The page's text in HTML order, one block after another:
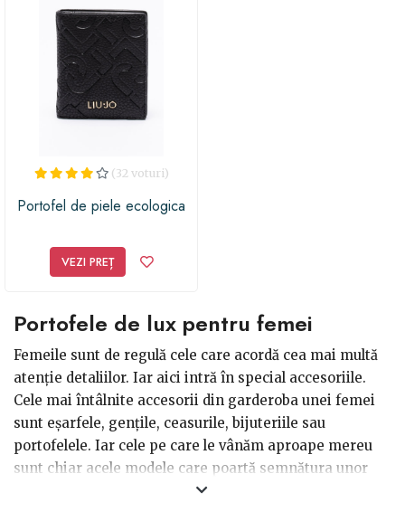
(32 voturi)
Portofel de piele ecologica
VEZI PREȚ
Portofele de lux pentru femei
Femeile sunt de regulă cele care acordă cea mai multă
atenție detaliilor. Iar aici intră în special accesoriile.
Cele mai întâlnite accesorii din garderoba unei femei
sunt eșarfele, gențile, ceasurile, bijuteriile sau
portofelele. Iar cele pe care le vânăm aproape mereu
sunt chiar acele modele care poartă semnătura unor
case de modă, designeri celebri sau brandurile cele mai